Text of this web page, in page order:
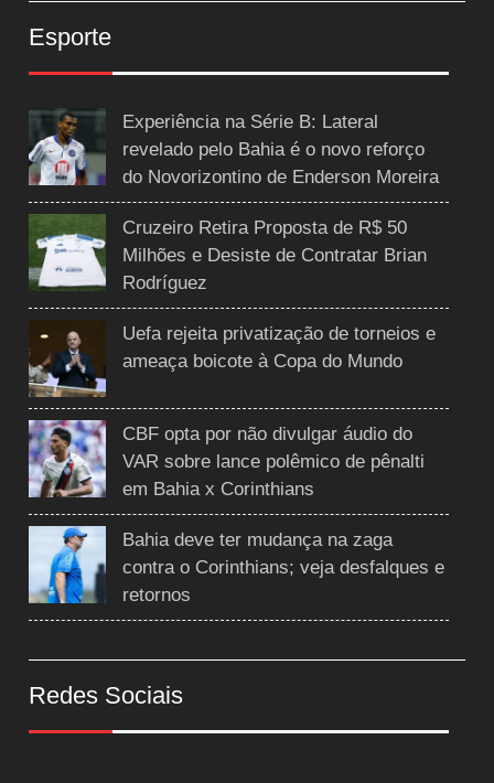
Esporte
Experiência na Série B: Lateral
revelado pelo Bahia é o novo reforço
do Novorizontino de Enderson Moreira
Cruzeiro Retira Proposta de R$ 50
Milhões e Desiste de Contratar Brian
Rodríguez
Uefa rejeita privatização de torneios e
ameaça boicote à Copa do Mundo
CBF opta por não divulgar áudio do
VAR sobre lance polêmico de pênalti
em Bahia x Corinthians
Bahia deve ter mudança na zaga
contra o Corinthians; veja desfalques e
retornos
Redes Sociais